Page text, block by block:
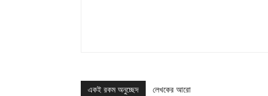
একই রকম অনুচ্ছেদ লেখকের আরো